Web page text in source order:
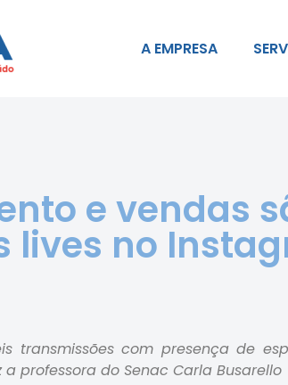
A EMPRESA
e vendas
lives no
transmissões com presença de
professora do Senac Carla Busarello